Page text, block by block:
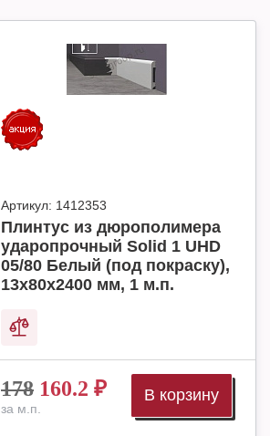
Артикул: 1412353
Плинтус из дюрополимера
ударопрочный Solid 1 UHD
05/80 Белый (под покраску),
13х80х2400 мм, 1 м.п.
178 160.2 ₽
за м.п.
В корзину